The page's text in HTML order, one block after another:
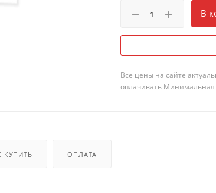
В
Все цены на сайте
оплачивать Минимальная
КУПИТЬ ОПЛАТА